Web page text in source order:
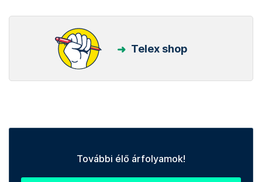
Telex shop
További élő árfolyamok!